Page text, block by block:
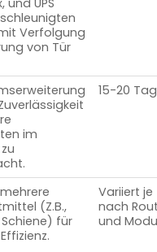
Verfolgung
von Tür
im
15-20
(Z.B.,
für
Variiert je
nach
und